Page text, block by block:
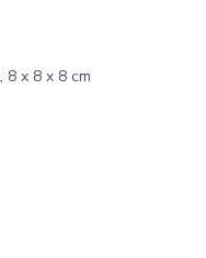
8 x 8 x 8 cm